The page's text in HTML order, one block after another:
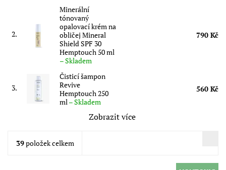
2.
Minerální
tónovaný
opalovací krém na
obličej Mineral
Shield SPF 30
Hemptouch 50 ml
–Skladem
790 Kč
3.
Čisticí šampon
Revive
Hemptouch 250
ml –Skladem
560 Kč
Zobrazit více
39položek celkem